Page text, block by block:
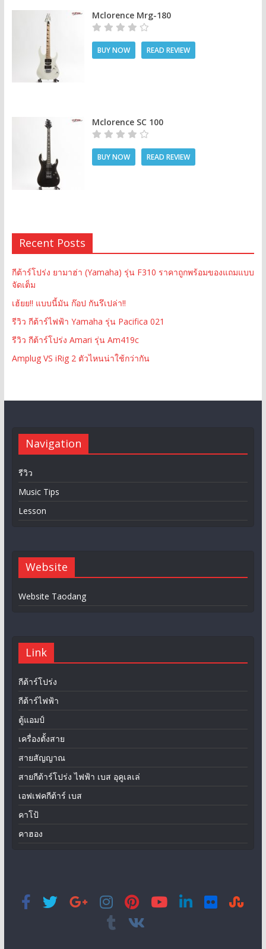
Mclorence Mrg-180
BUY NOW READ REVIEW
Mclorence SC 100
BUY NOW READ REVIEW
Recent Posts
กีต้าร์โปร่ง ยามาฮ่า (Yamaha) รุ่น F310 ราคาถูกพร้อมของแถมแบบ
จัดเต็ม
เฮ้ยย!! แบบนี้มัน ก๊อป กันรึเปล่า!!
รีวิว กีต้าร์ไฟฟ้า Yamaha รุ่น Pacifica 021
รีวิว กีต้าร์โปร่ง Amari รุ่น Am419c
Amplug VS iRig 2 ตัวไหนน่าใช้กว่ากัน
Navigation
รีวิว
Music Tips
Lesson
Website
Website Taodang
Link
กีต้าร์โปร่ง
กีต้าร์ไฟฟ้า
ตู้แอมป์
เครื่องตั้งสาย
สายสัญญาณ
สายกีต้าร์โปร่ง ไฟฟ้า เบส อุคูเลเล่
เอฟเฟคกีต้าร์ เบส
คาโป้
คาฮอง